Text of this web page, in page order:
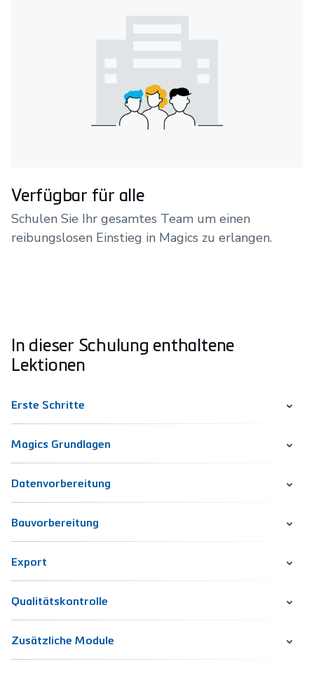
Verfügbar für alle
Schulen Sie Ihr gesamtes Team um einen
reibungslosen Einstieg in Magics zu erlangen.
In dieser Schulung enthaltene
Lektionen
Erste Schritte
Magics Grundlagen
Datenvorbereitung
Bauvorbereitung
Export
Qualitätskontrolle
Zusätzliche Module